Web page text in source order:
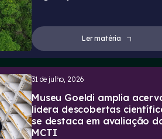
Ler matéria
31 de julho, 2026
Museu Goeldi amplia
lidera descobertas
se destaca em avaliação
MCTI